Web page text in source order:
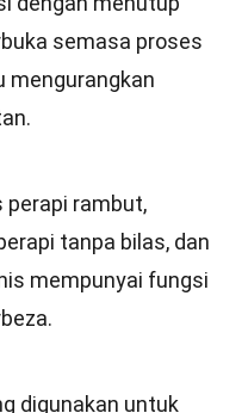
semasa proses
mengurangkan
perapi rambut,
tanpa bilas, dan
mempunyai fungsi
digunakan untuk